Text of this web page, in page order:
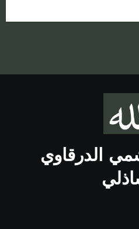
الدرقاوي